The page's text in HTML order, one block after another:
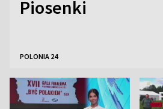
Piosenki
POLONIA 24